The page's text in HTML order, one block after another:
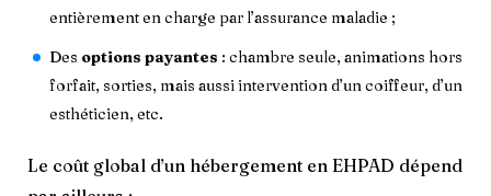
entièrement en charge par l’assurance maladie ;
Des options payantes : chambre seule, animations hors
forfait, sorties, mais aussi intervention d’un coiffeur, d’un
esthéticien, etc.
Le coût global d’un hébergement en EHPAD dépend